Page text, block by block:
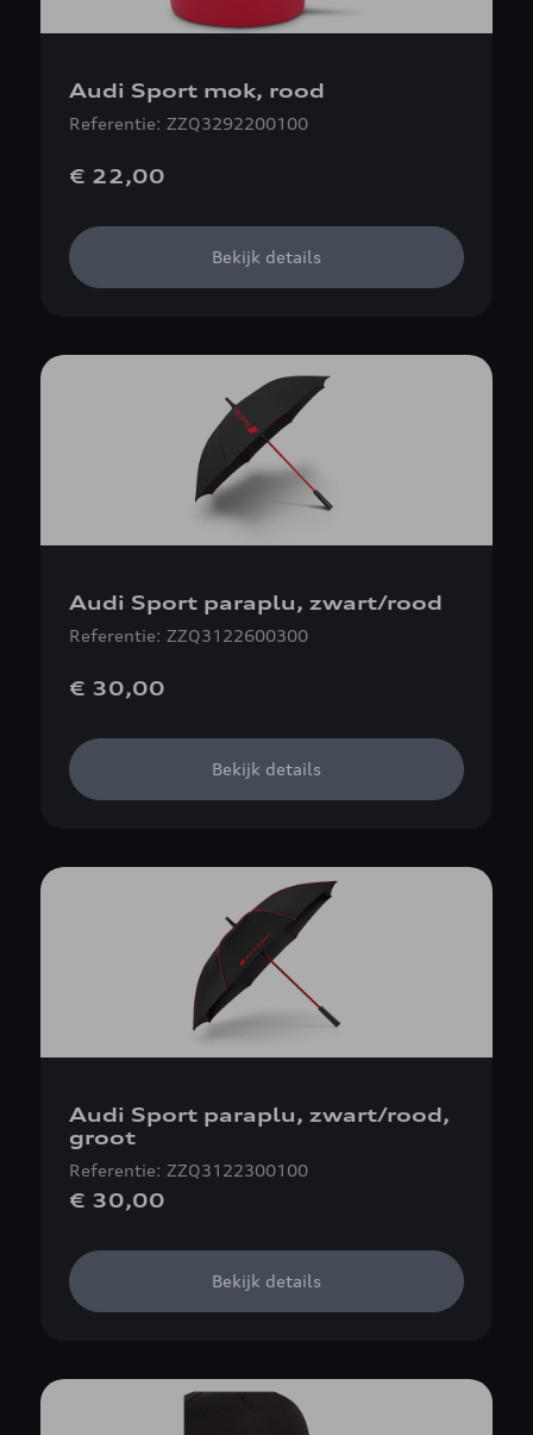
Audi Sport mok, rood
Referentie: ZZQ3292200100
€ 22,00
Bekijk details
Audi Sport paraplu, zwart/rood
Referentie: ZZQ3122600300
€ 30,00
Bekijk details
Audi Sport paraplu, zwart/rood,
groot
Referentie: ZZQ3122300100
€ 30,00
Bekijk details